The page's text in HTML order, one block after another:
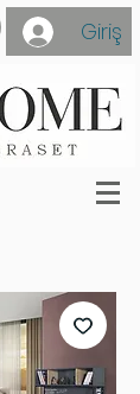
Giriş